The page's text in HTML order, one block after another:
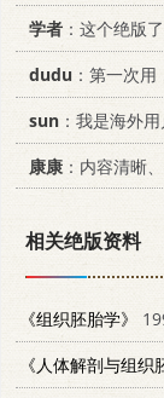
学者 ：这个绝版
dudu ：第一次
sun ：我是海外
康康 ：内容清晰
相关绝版资料
《组织胚胎学》
《人体解剖与组织